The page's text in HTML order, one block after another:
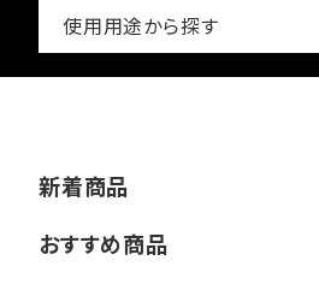
使用用途から探す
新着商品
おすすめ商品